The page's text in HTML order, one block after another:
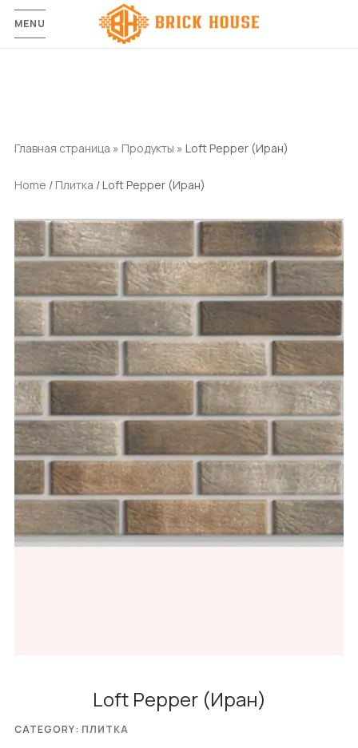
MENU
Главная страница » Продукты » Loft Pepper (Иран)
Home / Плитка / Loft Pepper (Иран)
Loft Pepper (Иран)
CATEGORY: ПЛИТКА